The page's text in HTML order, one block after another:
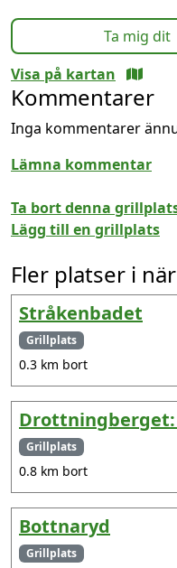
Ta mig dit
Visa på kartan
Kommentarer
Inga kommentarer
Lämna kommentar
Ta bort denna
Lägg till en grillplats
Fler platser i
Stråkenbadet
Grillplats
0.3 km bort
Grillplats
0.8 km bort
Bottnaryd
Grillplats